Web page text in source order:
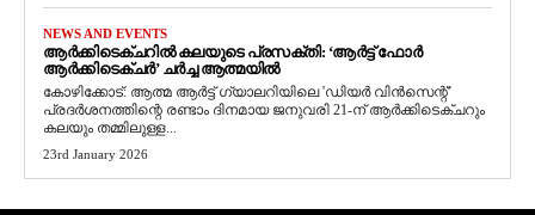
NEWS AND EVENTS
ആർക്കിടെക്ചറിൽ കലയുടെ പ്രസക്തി: ‘ആർട്ട് ഫോർ
ആർക്കിടെക്ചർ’ ചർച്ച ആത്മയിൽ
​കോഴിക്കോട്: ആത്മ ആർട്ട് ഗ്യാലറിയിലെ 'ഡിയർ വിൻസെന്റ്'
പ്രദർശനത്തിന്റെ രണ്ടാം ദിനമായ ജനുവരി 21-ന് ആർക്കിടെക്ചറും
കലയും തമ്മിലുള്ള...
23rd January 2026